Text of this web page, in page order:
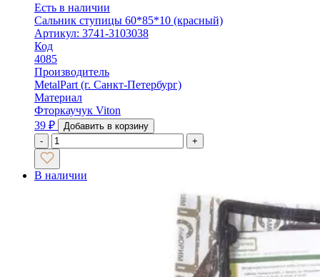
Есть в наличии
Сальник ступицы 60*85*10 (красный)
Артикул: 3741-3103038
Код
4085
Производитель
MetalPart (г. Санкт-Петербург)
Материал
Фторкаучук Viton
39 ₽
Добавить в корзину
-
+
В наличии